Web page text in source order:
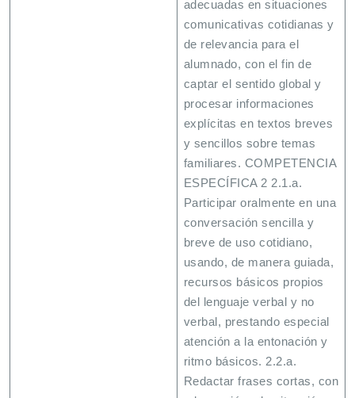
adecuadas en situaciones
comunicativas cotidianas y
de relevancia para el
alumnado, con el fin de
captar el sentido global y
procesar informaciones
explícitas en textos breves
y sencillos sobre temas
familiares. COMPETENCIA
ESPECÍFICA 2 2.1.a.
Participar oralmente en una
conversación sencilla y
breve de uso cotidiano,
usando, de manera guiada,
recursos básicos propios
del lenguaje verbal y no
verbal, prestando especial
atención a la entonación y
ritmo básicos. 2.2.a.
Redactar frases cortas, con